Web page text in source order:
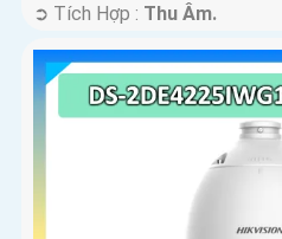
️➲ Tích Hợp : Thu Âm.